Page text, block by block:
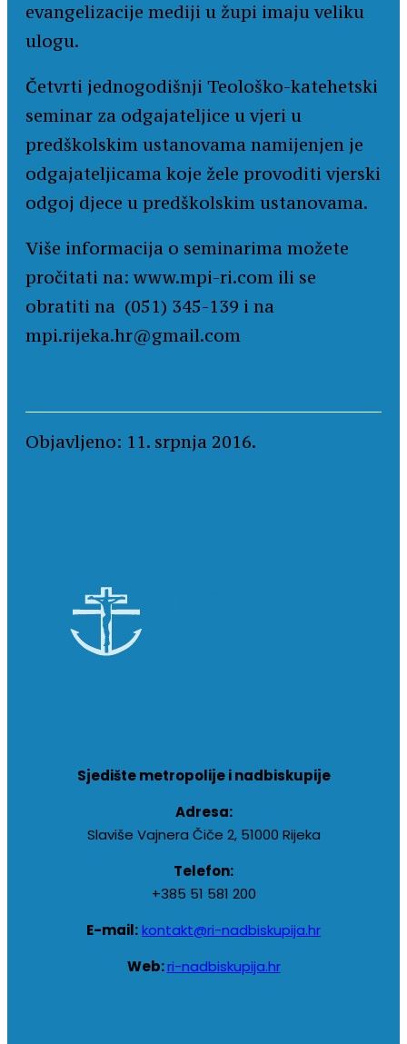
evangelizacije mediji u župi imaju veliku
ulogu.
Četvrti jednogodišnji Teološko-katehetski
seminar za odgajateljice u vjeri u
predškolskim ustanovama namijenjen je
odgajateljicama koje žele provoditi vjerski
odgoj djece u predškolskim ustanovama.
Više informacija o seminarima možete
pročitati na: www.mpi-ri.com ili se
obratiti na (051) 345-139 i na
mpi.rijeka.hr@gmail.com
Objavljeno: 11. srpnja 2016.
Sjedište metropolije i nadbiskupije
Adresa:
Slaviše Vajnera Čiče 2, 51000 Rijeka
Telefon:
+385 51 581 200
E-mail:kontakt@ri-nadbiskupija.hr
Web:ri-nadbiskupija.hr